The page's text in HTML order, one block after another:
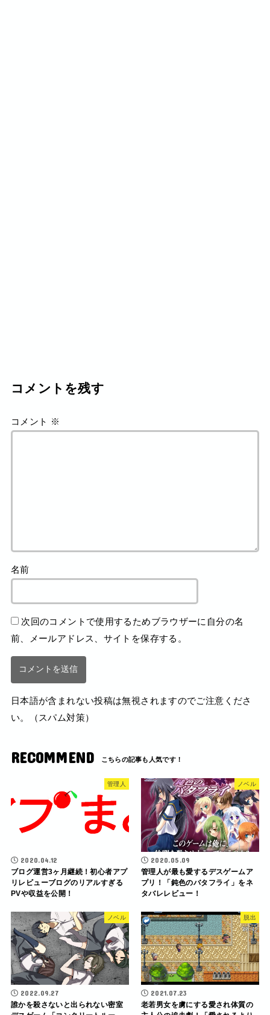
コメントを残す
コメント ※
名前
次回のコメントで使用するためブラウザーに自分の名
前、メールアドレス、サイトを保存する。
日本語が含まれない投稿は無視されますのでご注意くださ
い。（スパム対策）
RECOMMEND
管理人
2020.04.12
ブログ運営3ヶ月継続！初心者アプ
リレビューブログのリアルすぎる
PVや収益を公開！
ノベル
2020.05.09
管理人が最も愛するデスゲームア
プリ！「鈍色のバタフライ」をネ
タバレレビュー！
ノベル
2022.09.27
誰かを殺さないと出られない密室
脱出
2021.07.23
老若男女を虜にする愛され体質の